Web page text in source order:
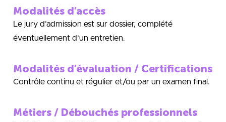
Modalités d’accès
Le jury d’admission est sur dossier, complété
éventuellement d’un entretien.
Modalités d’évaluation / Certifications
Contrôle continu et régulier et/ou par un examen final.
Métiers / Débouchés professionnels